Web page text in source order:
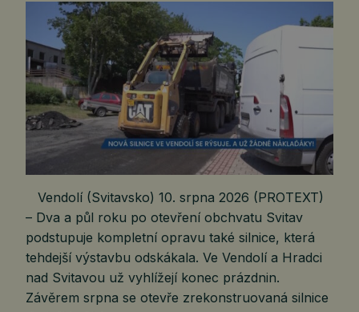
Vendolí (Svitavsko) 10. srpna 2026 (PROTEXT)
– Dva a půl roku po otevření obchvatu Svitav
podstupuje kompletní opravu také silnice, která
tehdejší výstavbu odskákala. Ve Vendolí a Hradci
nad Svitavou už vyhlížejí konec prázdnin.
Závěrem srpna se otevře zrekonstruovaná silnice